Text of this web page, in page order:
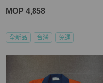
MOP 4,858
全新品 台灣 免運